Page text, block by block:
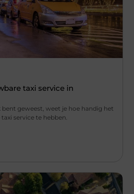
taxi service in
geweest, weet je hoe handig het
service te hebben.